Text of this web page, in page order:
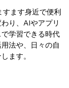
ます身近で便利
り、AIやアプリ
学習できる時代
法や、日々の自
ます。